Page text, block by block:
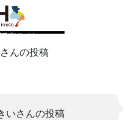
邦プロジェクト
さんの投稿
いさんの投稿